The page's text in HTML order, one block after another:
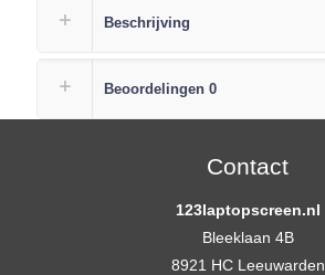
Scherm
Beschrijving
Beoordelingen 0
Contact
123laptopscreen.nl
Bleeklaan 4B
8921 HC Leeuwarden